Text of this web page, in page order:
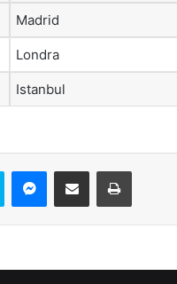
Madrid
Londra
Istanbul
Skype Messenger
E-Posta ile paylaş Yazdır